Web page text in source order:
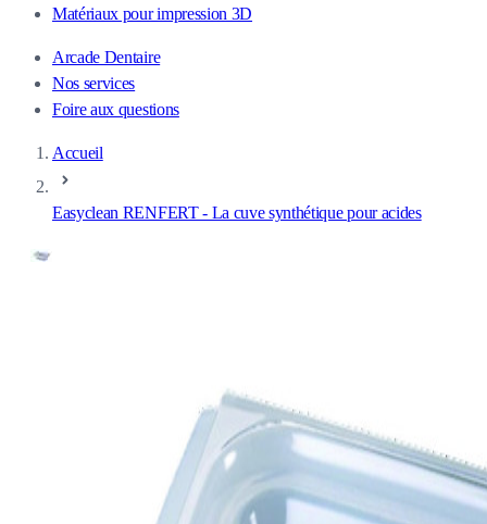
Matériaux pour impression 3D
Arcade Dentaire
Nos services
Foire aux questions
Accueil
Easyclean RENFERT - La cuve synthétique pour acides